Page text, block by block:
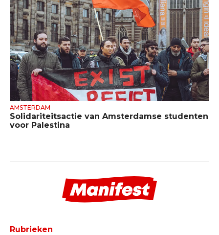
AMSTERDAM
Solidariteitsactie van Amsterdamse studenten
voor Palestina
Rubrieken